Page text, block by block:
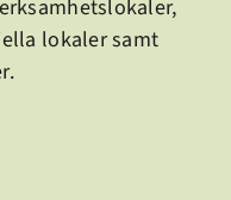
lokaler samt